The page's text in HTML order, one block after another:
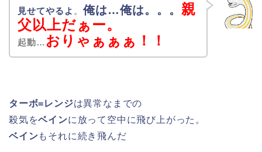
見せてやるよ 。 俺は…俺は。。。 親
父以上だぁー。
起動… おりゃぁぁぁ！！
ターボ=レンジは異常なまでの
殺気をベインに放って空中に飛び上がった。
ベインもそれに続き飛んだ